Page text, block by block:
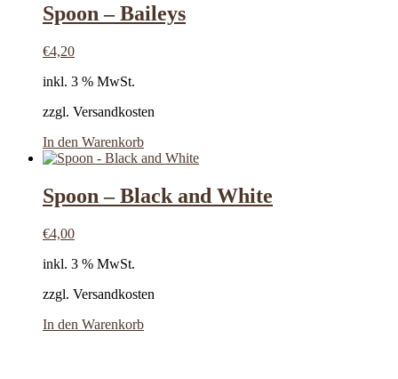
Spoon – Baileys
€4,20
inkl. 3 % MwSt.
zzgl. Versandkosten
In den Warenkorb
Spoon – Black and White
€4,00
inkl. 3 % MwSt.
zzgl. Versandkosten
In den Warenkorb